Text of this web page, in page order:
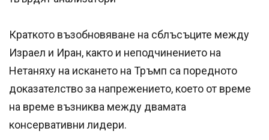
Краткото възобновяване на сблъсъците между
Израел и Иран, както и неподчинението на
Нетаняху на искането на Тръмп са поредното
доказателство за напрежението, което от време
на време възниква между двамата
консервативни лидери.